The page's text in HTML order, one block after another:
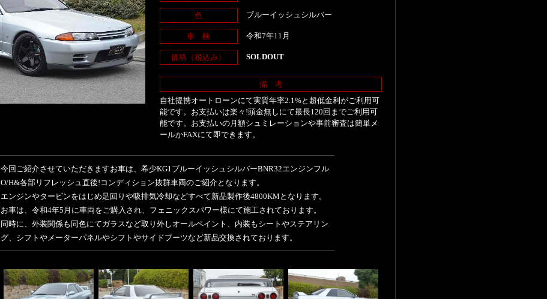
色 ブルーイッシュシルバー
車 検 令和7年11月
価格（税込み） SOLDOUT
備 考
自社提携オートローンにて実質年率2.1%と超低金利がご利用可
能です。お支払いは楽々!頭金無しにて最長120回までご利用可
能です。お支払いの月額シュミレーションや事前審査は簡単メ
ールかFAXにて即できます。
今回ご紹介させていただきますお車は、希少KG1ブルーイッシュシルバーBNR32エンジンフル
O/H&各部リフレッシュ直後!コンディション抜群車両のご紹介となります。
エンジンやタービンをはじめ足回りや吸排気冷却などすべて新品製作後4800KMとなります。
お車は、令和4年5月に車両をご購入され、フェニックスパワー様にて施工されております。
同時に、外装関係も同色にてガラスなど取り外しオールペイント、内装もシートやステアリン
グ、シフトやメーターパネルやシフトやサイドブーツなど新品交換されております。